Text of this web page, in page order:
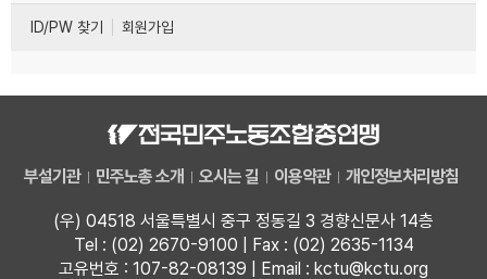
ID/PW 찾기 회원가입
부설기관 민주노총 소개 오시는 길 이용약관 개인정보처리방침
(우) 04518 서울특별시 중구 정동길 3 경향신문사 14층
Tel : (02) 2670-9100 | Fax : (02) 2635-1134
고유번호 : 107-82-08139 | Email : kctu@kctu.org